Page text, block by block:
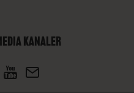
KANALER